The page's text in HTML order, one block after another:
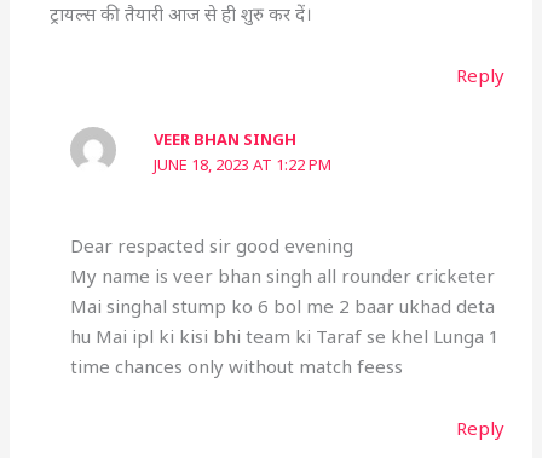
ट्रायल्स की तैयारी आज से ही शुरु कर दें।
Reply
VEER BHAN SINGH
JUNE 18, 2023 AT 1:22 PM
Dear respacted sir good evening
My name is veer bhan singh all rounder cricketer
Mai singhal stump ko 6 bol me 2 baar ukhad deta
hu Mai ipl ki kisi bhi team ki Taraf se khel Lunga 1
time chances only without match feess
Reply